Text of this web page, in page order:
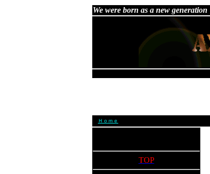
We were born as a new generation
Ｈｏｍｅ
TOP